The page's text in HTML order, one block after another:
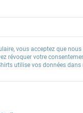
vous acceptez que
révoquer votre
utilise vos données dans